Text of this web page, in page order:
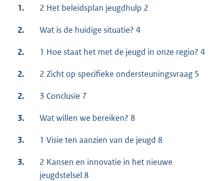
1. 2 Het beleidsplan jeugdhulp 2
2. Wat is de huidige situatie? 4
2. 1 Hoe staat het met de jeugd in onze regio? 4
2. 2 Zicht op specifieke ondersteuningsvraag 5
2. 3 Conclusie 7
3. Wat willen we bereiken? 8
3. 1 Visie ten aanzien van de jeugd 8
3.
2 Kansen en innovatie in het nieuwe
jeugdstelsel 8